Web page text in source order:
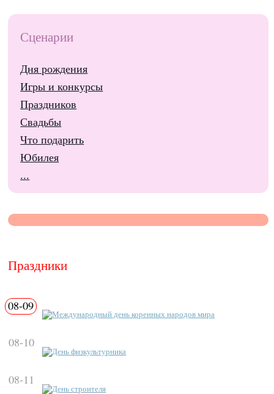
Сценарии
Дня рождения
Игры и конкурсы
Праздников
Свадьбы
Что подарить
Юбилея
...
Праздники
08-09
Международный день коренных народов мира
08-10
День физкультурника
08-11
День строителя